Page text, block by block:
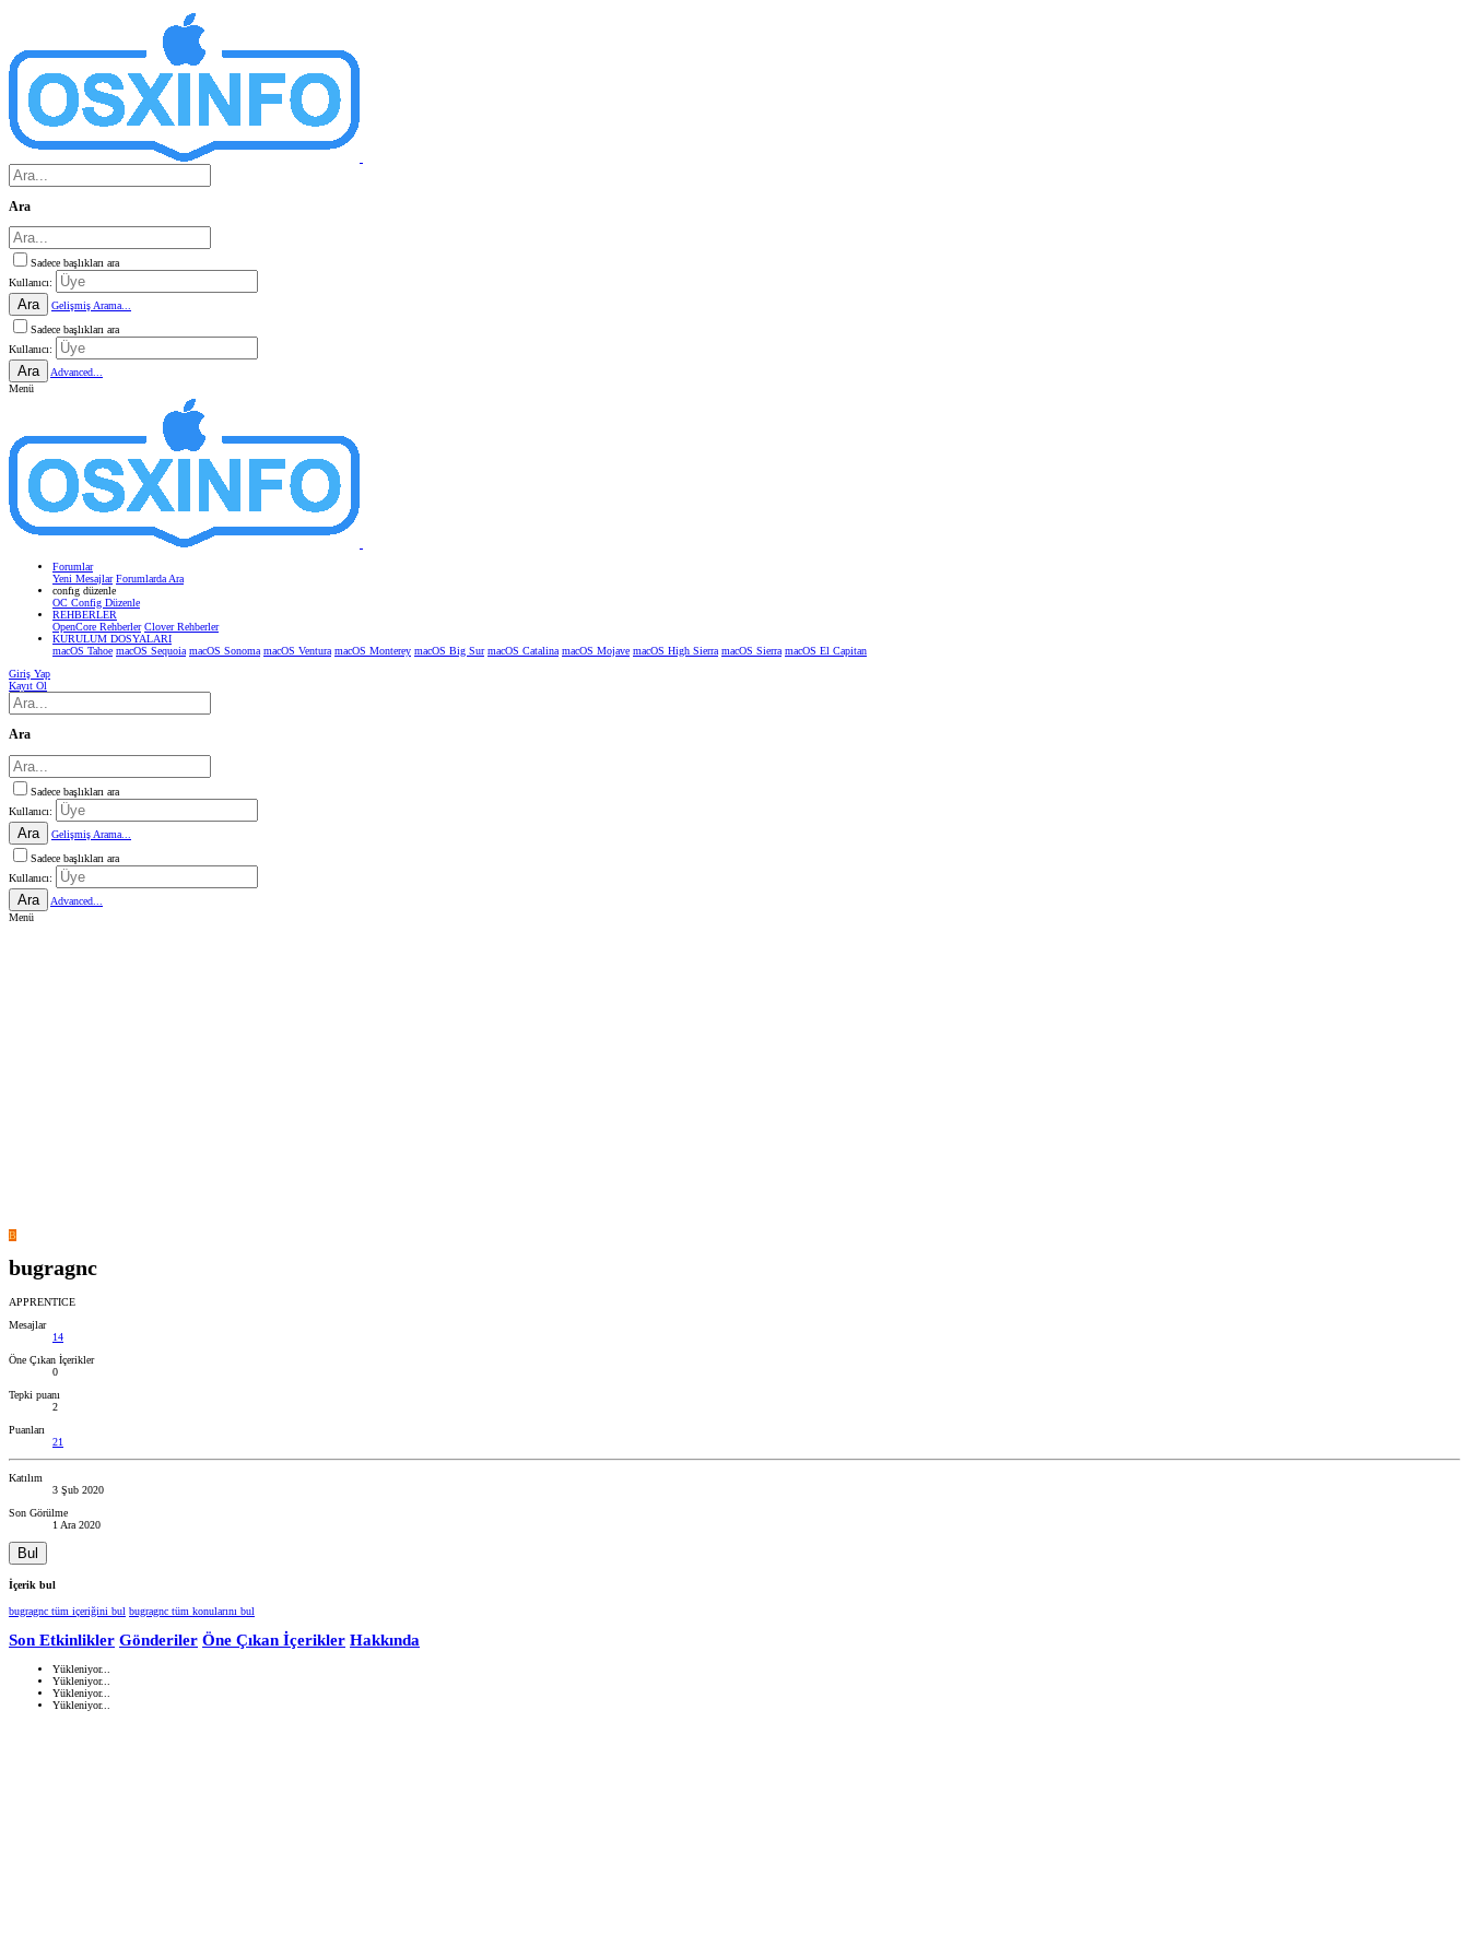
Ara
Sadece başlıkları ara
Kullanıcı:
Ara
Gelişmiş Arama...
Sadece başlıkları ara
Kullanıcı:
Ara
Advanced...
Menü
Forumlar
Yeni Mesajlar Forumlarda Ara
confıg düzenle
OC Config Düzenle
REHBERLER
OpenCore Rehberler Clover Rehberler
KURULUM DOSYALARI
macOS Tahoe macOS Sequoia macOS Sonoma macOS Ventura macOS Monterey macOS Big Sur macOS Catalina macOS Mojave macOS High Sierra macOS Sierra macOS El Capitan
Giriş Yap
Kayıt Ol
Ara
Sadece başlıkları ara
Kullanıcı:
Ara
Gelişmiş Arama...
Sadece başlıkları ara
Kullanıcı:
Ara
Advanced...
Menü
B
bugragnc
APPRENTICE
Mesajlar
14
Öne Çıkan İçerikler
0
Tepki puanı
2
Puanları
21
Katılım
3 Şub 2020
Son Görülme
1 Ara 2020
Bul
İçerik bul
bugragnc tüm içeriğini bul bugragnc tüm konularını bul
Son Etkinlikler Gönderiler Öne Çıkan İçerikler Hakkında
Yükleniyor...
Yükleniyor...
Yükleniyor...
Yükleniyor...